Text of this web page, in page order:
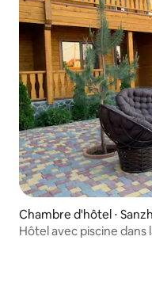
Chambre d'hôtel ⋅
Hôtel avec piscine dans